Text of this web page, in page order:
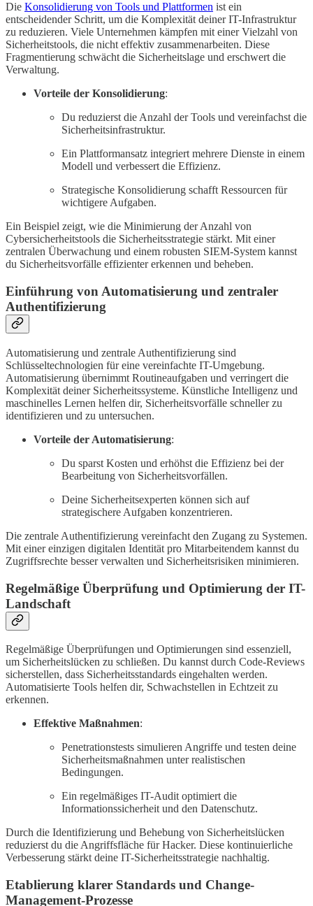
Die Konsolidierung von Tools und Plattformen ist ein
entscheidender Schritt, um die Komplexität deiner IT-Infrastruktur
zu reduzieren. Viele Unternehmen kämpfen mit einer Vielzahl von
Sicherheitstools, die nicht effektiv zusammenarbeiten. Diese
Fragmentierung schwächt die Sicherheitslage und erschwert die
Verwaltung.
Vorteile der Konsolidierung:
Du reduzierst die Anzahl der Tools und vereinfachst die
Sicherheitsinfrastruktur.
Ein Plattformansatz integriert mehrere Dienste in einem
Modell und verbessert die Effizienz.
Strategische Konsolidierung schafft Ressourcen für
wichtigere Aufgaben.
Ein Beispiel zeigt, wie die Minimierung der Anzahl von
Cybersicherheitstools die Sicherheitsstrategie stärkt. Mit einer
zentralen Überwachung und einem robusten SIEM-System kannst
du Sicherheitsvorfälle effizienter erkennen und beheben.
Einführung von Automatisierung und zentraler
Authentifizierung
Automatisierung und zentrale Authentifizierung sind
Schlüsseltechnologien für eine vereinfachte IT-Umgebung.
Automatisierung übernimmt Routineaufgaben und verringert die
Komplexität deiner Sicherheitssysteme. Künstliche Intelligenz und
maschinelles Lernen helfen dir, Sicherheitsvorfälle schneller zu
identifizieren und zu untersuchen.
Vorteile der Automatisierung:
Du sparst Kosten und erhöhst die Effizienz bei der
Bearbeitung von Sicherheitsvorfällen.
Deine Sicherheitsexperten können sich auf
strategischere Aufgaben konzentrieren.
Die zentrale Authentifizierung vereinfacht den Zugang zu Systemen.
Mit einer einzigen digitalen Identität pro Mitarbeitendem kannst du
Zugriffsrechte besser verwalten und Sicherheitsrisiken minimieren.
Regelmäßige Überprüfung und Optimierung der IT-
Landschaft
Regelmäßige Überprüfungen und Optimierungen sind essenziell,
um Sicherheitslücken zu schließen. Du kannst durch Code-Reviews
sicherstellen, dass Sicherheitsstandards eingehalten werden.
Automatisierte Tools helfen dir, Schwachstellen in Echtzeit zu
erkennen.
Effektive Maßnahmen:
Penetrationstests simulieren Angriffe und testen deine
Sicherheitsmaßnahmen unter realistischen
Bedingungen.
Ein regelmäßiges IT-Audit optimiert die
Informationssicherheit und den Datenschutz.
Durch die Identifizierung und Behebung von Sicherheitslücken
reduzierst du die Angriffsfläche für Hacker. Diese kontinuierliche
Verbesserung stärkt deine IT-Sicherheitsstrategie nachhaltig.
Etablierung klarer Standards und Change-
Management-Prozesse